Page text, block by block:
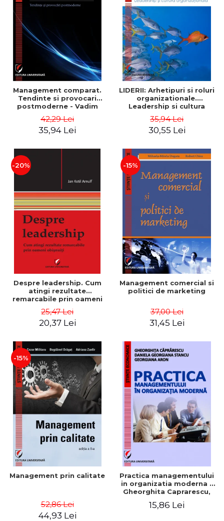
Management comparat.
Tendinte si provocari
postmoderne - Vadim
42,29 Lei
35,94 Lei
LIDERII: Arhetipuri si roluri
organizationale.
Leadership si cultura
Dumitrascu
35,94 Lei
30,55 Lei
-20%
Despre leadership. Cum
atingi rezultate
remarcabile prin oameni
25,47 Lei
20,37 Lei
-15%
Management comercial si
politici de marketing
37,00 Lei
31,45 Lei
-15%
Management prin calitate
52,86 Lei
44,93 Lei
Practica managementului
in organizatia moderna -
Gheorghita Caprarescu,
Georgiana Aron
15,86 Lei